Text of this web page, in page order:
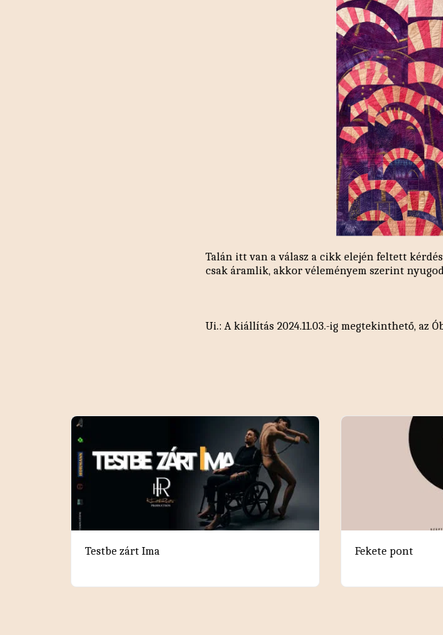
Talán itt van a válasz a cikk elején feltett
csak áramlik, akkor véleményem szerint
Ui.: A kiállítás 2024.11.03.-ig megtekinthető, az
Testbe zárt Ima Fekete pont